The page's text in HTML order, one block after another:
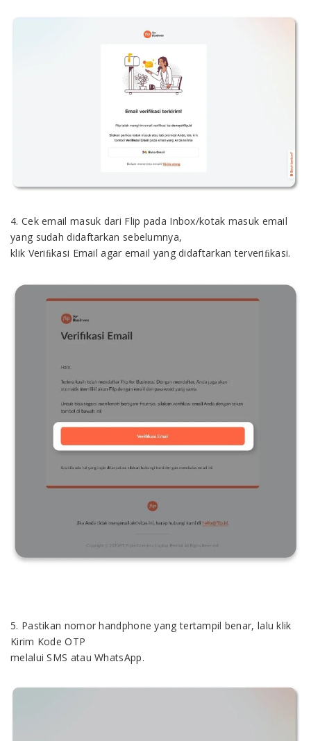
4. Cek email masuk dari Flip pada Inbox/kotak masuk email
yang sudah didaftarkan sebelumnya,
klik Veriﬁkasi Email agar email yang didaftarkan terveriﬁkasi.
5. Pastikan nomor handphone yang tertampil benar, lalu klik
Kirim Kode OTP
melalui SMS atau WhatsApp.